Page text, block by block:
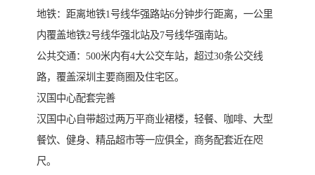
地铁：距离地铁1号线华强路站6分钟步行距离，一公里
内覆盖地铁2号线华强北站及7号线华强南站。
公共交通：500米内有4大公交车站，超过30条公交线
路，覆盖深圳主要商圈及住宅区。
汉国中心配套完善
汉国中心自带超过两万平商业裙楼，轻餐、咖啡、大型
餐饮、健身、精品超市等一应俱全，商务配套近在咫
尺。